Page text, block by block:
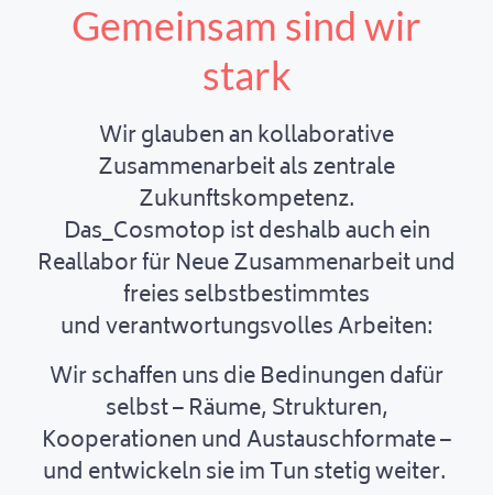
Gemeinsam sind wir
stark
Wir glauben an kollaborative
Zusammenarbeit als zentrale
Zukunftskompetenz.
Das_Cosmotop ist deshalb auch ein
Reallabor für Neue Zusammenarbeit und
freies selbstbestimmtes
und verantwortungsvolles Arbeiten:
Wir schaffen uns die Bedinungen dafür
selbst – Räume, Strukturen,
Kooperationen und Austauschformate –
und entwickeln sie im Tun stetig weiter.